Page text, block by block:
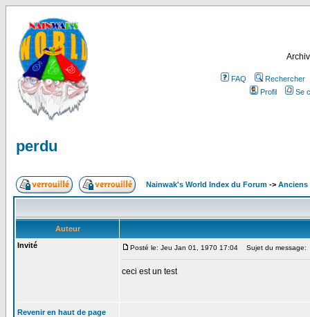
FAQ
Rechercher
Profil
Se
perdu
Nainwak's World Index du Forum -> Anciens
Auteur
Invité
Posté le: Jeu Jan 01, 1970 17:04 Sujet du message:
ceci est un test
Revenir en haut de page